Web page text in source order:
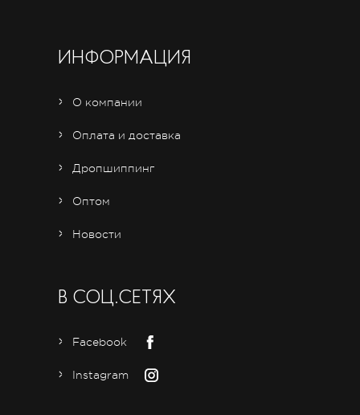
ИНФОРМАЦИЯ
О компании
Оплата и доставка
Дропшиппинг
Оптом
Новости
В СОЦ.СЕТЯХ
Facebook
Instagram